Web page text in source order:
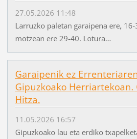
27.05.2026 11:48
Larruzko paletan garaipena ere,
motzean ere 29-40. Lotura...
Garaipenik ez
Gipuzkoako Herriartekoan.
Hitza.
11.05.2026 16:57
Gipuzkoako lau eta erdiko